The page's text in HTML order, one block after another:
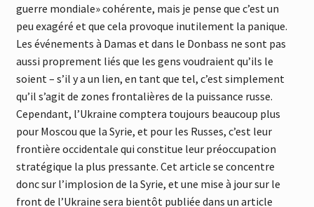
guerre mondiale» cohérente, mais je pense que c’est un
peu exagéré et que cela provoque inutilement la panique.
Les événements à Damas et dans le Donbass ne sont pas
aussi proprement liés que les gens voudraient qu’ils le
soient – s’il y a un lien, en tant que tel, c’est simplement
qu’il s’agit de zones frontalières de la puissance russe.
Cependant, l’Ukraine comptera toujours beaucoup plus
pour Moscou que la Syrie, et pour les Russes, c’est leur
frontière occidentale qui constitue leur préoccupation
stratégique la plus pressante. Cet article se concentre
donc sur l’implosion de la Syrie, et une mise à jour sur le
front de l’Ukraine sera bientôt publiée dans un article